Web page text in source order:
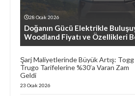
28 Ocak 2026
Doğanın Gücü Elektrikle
Woodland Fiyatı ve Özellikleri
Şarj Maliyetlerinde Büyük Artış: Togg
Trugo Tarifelerine %30’a Varan Zam
Geldi
23 Ocak 2026